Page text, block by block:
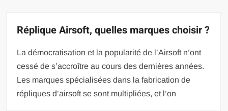
Réplique Airsoft, quelles marques choisir ?
La démocratisation et la popularité de l’Airsoft n’ont
cessé de s’accroître au cours des dernières années.
Les marques spécialisées dans la fabrication de
répliques d’airsoft se sont multipliées, et l’on